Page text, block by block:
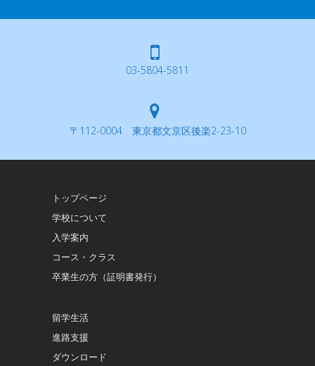
03-5804-5811
〒112-0004 東京都文京区後楽2-23-10
トップページ
学校について
入学案内
コース・クラス
卒業生の方（証明書発行）
留学生活
進路支援
ダウンロード